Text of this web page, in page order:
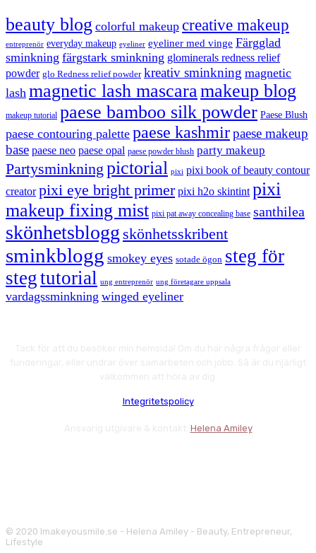
beauty blog colorful makeup creative makeup
entreprenör everyday makeup eyeliner eyeliner med vinge Färgglad
sminkning färgstark sminkning glominerals redness relief
powder glo Redness relief powder kreativ sminkning magnetic
lash magnetic lash mascaramakeup blog
makeup tutorial paese bamboo silk powder Paese Blush
paese contouring palette paese kashmirpaese makeup
base paese neo paese opal paese powder blush party makeup
Partysminkning pictorial pixi pixi book of beauty contour
creator pixi eye bright primer pixi h2o skintint pixi
makeup fixing mist pixi pat away concealing base santhilea
skönhetsblogg skönhetsskribent
sminkblogg smokey eyes sotade ögon steg för
stegtutorial ung entreprenör ung företagare uppsala
vardagssminkning winged eyeliner
Integritetspolicy
Helena Amiley
© 2020 Imakeyousmile.se - Helena Amiley - Beauty, Entrepreneur,
Lifestyle